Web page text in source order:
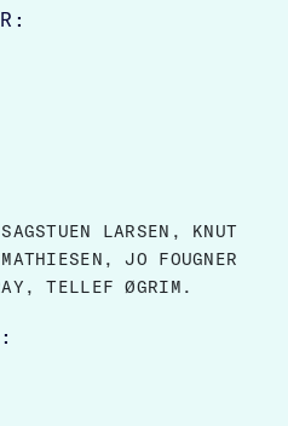
LARSEN, KNUT
JO FOUGNER
TELLEF ØGRIM.